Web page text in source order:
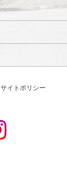
サイトポリシー